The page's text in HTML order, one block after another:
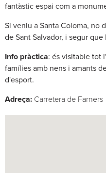
fantàstic espai com a
Si veniu a Santa Coloma, no
de Sant Salvador, i segur que
Info pràctica: és visitable tot
famílies amb nens i amants
d'esport.
Adreça: Carretera de Farners